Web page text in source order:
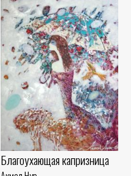
Благоухающая капризница